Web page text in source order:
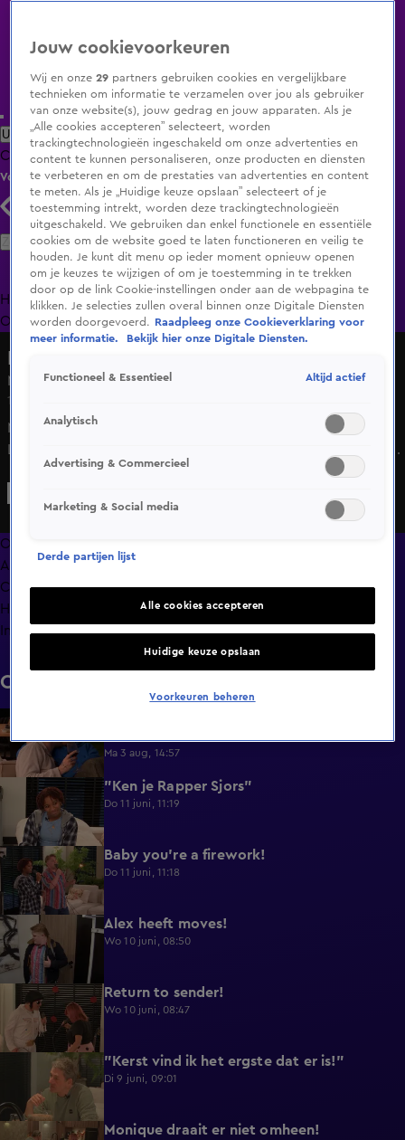
Uitzending Gemist Populaire programma's Zenders Genres
ClipsFilmsRadioSmart TV inlogShop
Volg KIJK
Zoeken
HomeUitzending Gemist Programma's De Bondgenoten
OranjezomerLivestreamsShop
Maxim weet goed op welk gebied hij dominant is
14 juli 2025, 19:30
Mona en Maxim lijken goed te klikken in Lang Leve de
nu ook benieuwd hoe dominant Maxim kan zijn. Maxim is
waar hij dominant in is.
Overzicht
Afleveringen
Clips
Hoe is het nu met?
Info
Clips
6:32
Ma 3 aug, 14:57
0:49 "Ken je Rapper Sjors"
Do 11 juni, 11:19
0:39 Baby you're a firework!
Do 11 juni, 11:18
0:43 Alex heeft moves!
Wo 10 juni, 08:50
0:36 Return to sender!
Wo 10 juni, 08:47
"Kerst vind ik het ergste dat er is!"
Di 9 juni, 09:01
0:29 Monique draait er niet omheen!
Jouw cookievoorkeuren
Wij en onze29 partners gebruiken cookies en vergelijkbare
technieken om informatie te verzamelen over jou als gebruiker
van onze website(s), jouw gedrag en jouw apparaten. Als je
„Alle cookies accepteren” selecteert, worden
trackingtechnologieën ingeschakeld om onze advertenties en
content te kunnen personaliseren, onze producten en diensten
te verbeteren en om de prestaties van advertenties en content
te meten. Als je „Huidige keuze opslaan” selecteert of je
toestemming intrekt, worden deze trackingtechnologieën
uitgeschakeld. We gebruiken dan enkel functionele en essentiële
cookies om de website goed te laten functioneren en veilig te
houden. Je kunt dit menu op ieder moment opnieuw openen
om je keuzes te wijzigen of om je toestemming in te trekken
door op de link Cookie-instellingen onder aan de webpagina te
klikken. Je selecties zullen overal binnen onze Digitale Diensten
worden doorgevoerd.
Raadpleeg onze Cookieverklaring voor
meer informatie.
Bekijk hier onze Digitale Diensten.
Functioneel & Essentieel Altijd actief
Analytisch
Advertising & Commercieel
Marketing & Social media
Derde partijen lijst
Alle cookies accepteren
Huidige keuze opslaan
Voorkeuren beheren